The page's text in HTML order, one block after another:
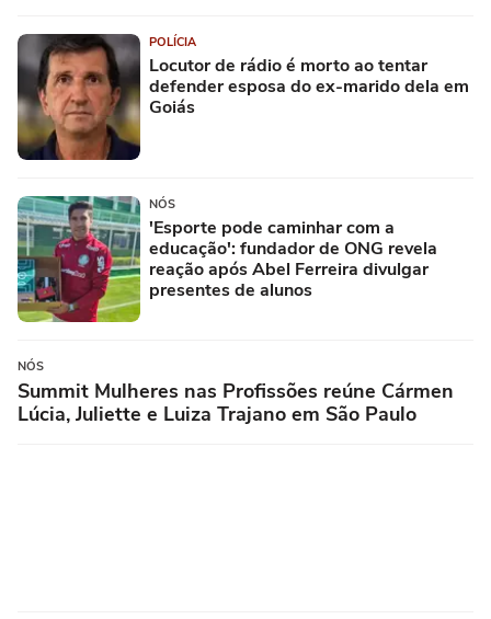
POLÍCIA
Locutor de rádio é morto ao tentar
defender esposa do ex-marido dela em
Goiás
NÓS
'Esporte pode caminhar com a
educação': fundador de ONG revela
reação após Abel Ferreira divulgar
presentes de alunos
NÓS
Summit Mulheres nas Profissões reúne Cármen
Lúcia, Juliette e Luiza Trajano em São Paulo